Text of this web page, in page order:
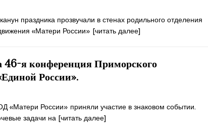
праздника прозвучали в стенах родильного отделения
«Матери России» [читать далее]
46-я конференция Приморского
России».
«Матери России» приняли участие в знаковом событии.
задачи на [читать далее]